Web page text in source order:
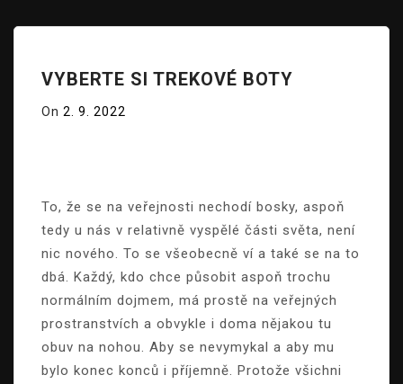
VYBERTE SI TREKOVÉ BOTY
On 2. 9. 2022
To, že se na veřejnosti nechodí bosky, aspoň
tedy u nás v relativně vyspělé části světa, není
nic nového. To se všeobecně ví a také se na to
dbá. Každý, kdo chce působit aspoň trochu
normálním dojmem, má prostě na veřejných
prostranstvích a obvykle i doma nějakou tu
obuv na nohou. Aby se nevymykal a aby mu
bylo konec konců i příjemně. Protože všichni